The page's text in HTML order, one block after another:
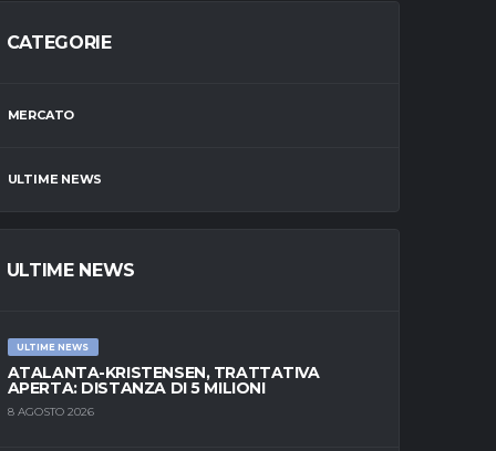
CATEGORIE
MERCATO
ULTIME NEWS
ULTIME NEWS
ULTIME NEWS
ATALANTA-KRISTENSEN, TRATTATIVA
APERTA: DISTANZA DI 5 MILIONI
8 AGOSTO 2026